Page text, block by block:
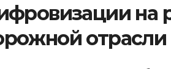
на
отрасли